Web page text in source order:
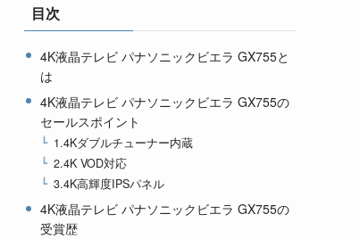
目次
4K液晶テレビ パナソニックビエラ GX755と
は
4K液晶テレビ パナソニックビエラ GX755の
セールスポイント
1.4Kダブルチューナー内蔵
2.4K VOD対応
3.4K高輝度IPSパネル
4K液晶テレビ パナソニックビエラ GX755の
受賞歴